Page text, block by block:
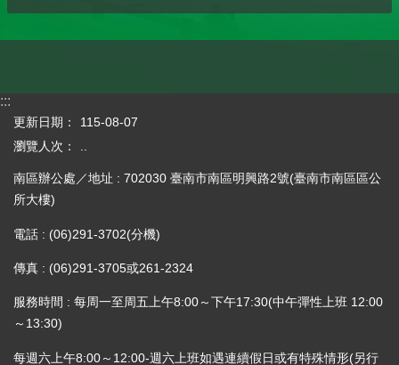
:::
更新日期：
115-08-07
瀏覽人次：
南區辦公處／地址 : 702030 臺南市南區明興路2號(臺南市南區區公
所大樓)
電話 : (06)291-3702(分機)
傳真 : (06)291-3705或261-2324
服務時間 : 每周一至周五上午8:00～下午17:30(中午彈性上班 12:00
～13:30)
每週六上午8:00～12:00-週六上班如遇連續假日或有特殊情形(另行